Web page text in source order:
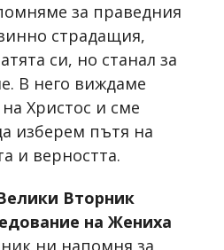
за праведния
страдащия,
си, но станал за
В него виждаме
Христос и сме
изберем пътя на
и верността.
Вторник
на Жениха
ни напомня за